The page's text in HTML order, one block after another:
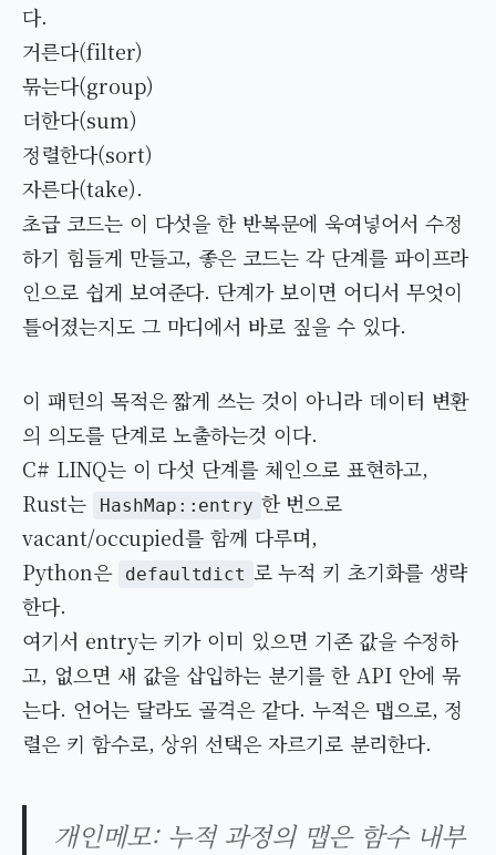
다.
거른다(filter)
묶는다(group)
더한다(sum)
정렬한다(sort)
자른다(take).
초급 코드는 이 다섯을 한 반복문에 욱여넣어서 수정
하기 힘들게 만들고, 좋은 코드는 각 단계를 파이프라
인으로 쉽게 보여준다. 단계가 보이면 어디서 무엇이
틀어졌는지도 그 마디에서 바로 짚을 수 있다.
이 패턴의 목적은 짧게 쓰는 것이 아니라 데이터 변환
의 의도를 단계로 노출하는것 이다.
C# LINQ는 이 다섯 단계를 체인으로 표현하고,
Rust는
HashMap::entry 한 번으로
vacant/occupied를 함께 다루며,
Python은
defaultdict 로 누적 키 초기화를 생략
한다.
여기서 entry는 키가 이미 있으면 기존 값을 수정하
고, 없으면 새 값을 삽입하는 분기를 한 API 안에 묶
는다. 언어는 달라도 골격은 같다. 누적은 맵으로, 정
렬은 키 함수로, 상위 선택은 자르기로 분리한다.
개인메모: 누적 과정의 맵은 함수 내부